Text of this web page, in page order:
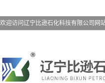
欢迎访问辽宁比逊石化科技有限公司网站